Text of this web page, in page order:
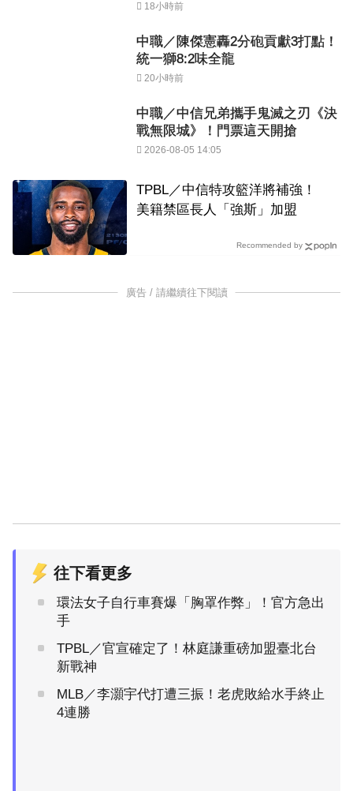
18小時前
中職／陳傑憲轟2分砲貢獻3打點！
統一獅8:2味全龍
20小時前
中職／中信兄弟攜手鬼滅之刃《決
戰無限城》！門票這天開搶
2026-08-05 14:05
TPBL／中信特攻籃洋將補強！
美籍禁區長人「強斯」加盟
Recommended by
廣告 / 請繼續往下閱讀
往下看更多
環法女子自行車賽爆「胸罩作弊」！官方急出
手
TPBL／官宣確定了！林庭謙重磅加盟臺北台
新戰神
MLB／李灝宇代打遭三振！老虎敗給水手終止
4連勝